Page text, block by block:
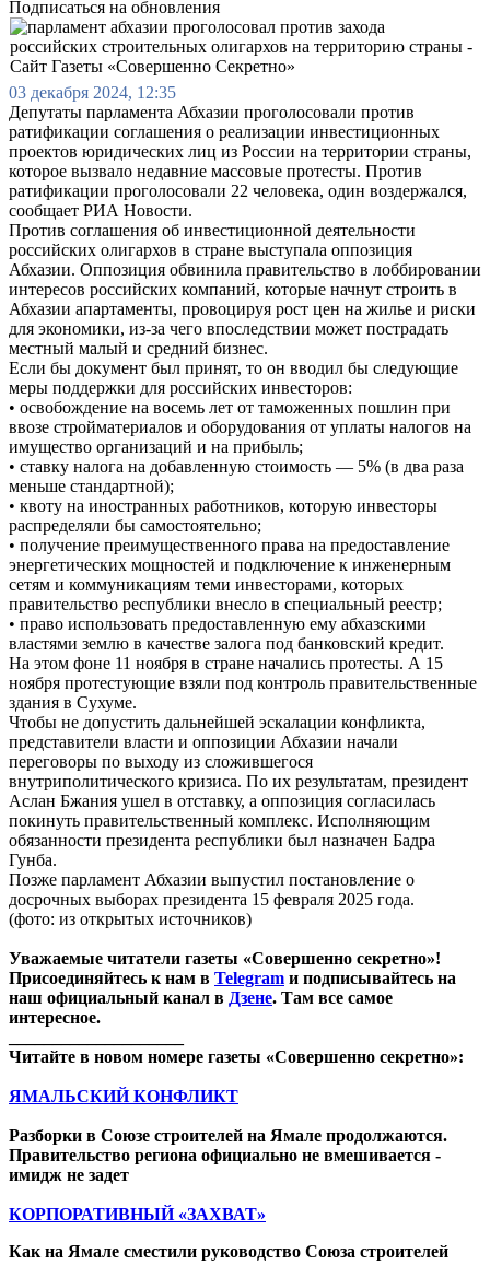
Подписаться на обновления
03 декабря 2024, 12:35
Депутаты парламента Абхазии проголосовали против
ратификации соглашения о реализации инвестиционных
проектов юридических лиц из России на территории страны,
которое вызвало недавние массовые протесты. Против
ратификации проголосовали 22 человека, один воздержался,
сообщает РИА Новости.
Против соглашения об инвестиционной деятельности
российских олигархов в стране выступала оппозиция
Абхазии. Оппозиция обвинила правительство в лоббировании
интересов российских компаний, которые начнут строить в
Абхазии апартаменты, провоцируя рост цен на жилье и риски
для экономики, из-за чего впоследствии может пострадать
местный малый и средний бизнес.
Если бы документ был принят, то он вводил бы следующие
меры поддержки для российских инвесторов:
• освобождение на восемь лет от таможенных пошлин при
ввозе стройматериалов и оборудования от уплаты налогов на
имущество организаций и на прибыль;
• ставку налога на добавленную стоимость — 5% (в два раза
меньше стандартной);
• квоту на иностранных работников, которую инвесторы
распределяли бы самостоятельно;
• получение преимущественного права на предоставление
энергетических мощностей и подключение к инженерным
сетям и коммуникациям теми инвесторами, которых
правительство республики внесло в специальный реестр;
• право использовать предоставленную ему абхазскими
властями землю в качестве залога под банковский кредит.
На этом фоне 11 ноября в стране начались протесты. А 15
ноября протестующие взяли под контроль правительственные
здания в Сухуме.
Чтобы не допустить дальнейшей эскалации конфликта,
представители власти и оппозиции Абхазии начали
переговоры по выходу из сложившегося
внутриполитического кризиса. По их результатам, президент
Аслан Бжания ушел в отставку, а оппозиция согласилась
покинуть правительственный комплекс. Исполняющим
обязанности президента республики был назначен Бадра
Гунба.
Позже парламент Абхазии выпустил постановление о
досрочных выборах президента 15 февраля 2025 года.
(фото: из открытых источников)
Уважаемые читатели газеты «Совершенно секретно»!
Присоединяйтесь к нам в Telegram и подписывайтесь на
наш официальный канал в Дзене. Там все самое
интересное.
Читайте в новом номере газеты «Совершенно секретно»:
ЯМАЛЬСКИЙ КОНФЛИКТ
Разборки в Союзе строителей на Ямале продолжаются.
Правительство региона официально не вмешивается -
имидж не задет
КОРПОРАТИВНЫЙ «ЗАХВАТ»
Как на Ямале сместили руководство Союза строителей